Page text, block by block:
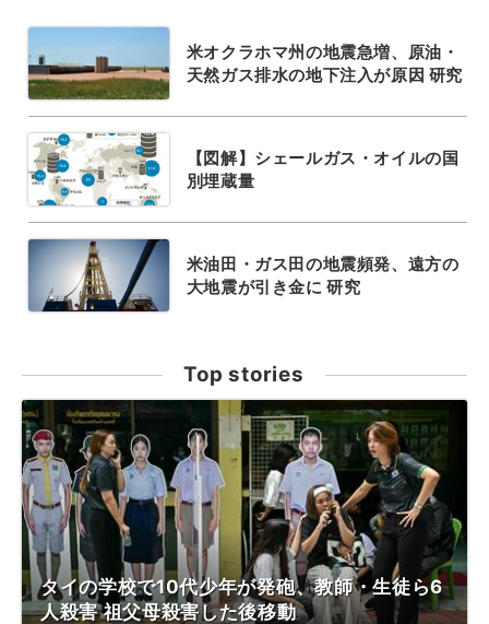
米オクラホマ州の地震急増、原油・
天然ガス排水の地下注入が原因 研究
【図解】シェールガス・オイルの国
別埋蔵量
米油田・ガス田の地震頻発、遠方の
大地震が引き金に 研究
Top stories
タイの学校で10代少年が発砲、教師・生徒ら6
人殺害 祖父母殺害した後移動